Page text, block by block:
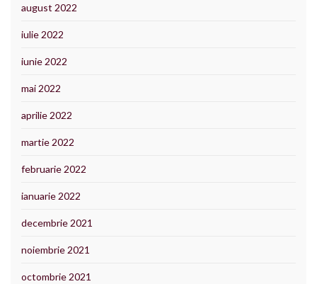
august 2022
iulie 2022
iunie 2022
mai 2022
aprilie 2022
martie 2022
februarie 2022
ianuarie 2022
decembrie 2021
noiembrie 2021
octombrie 2021